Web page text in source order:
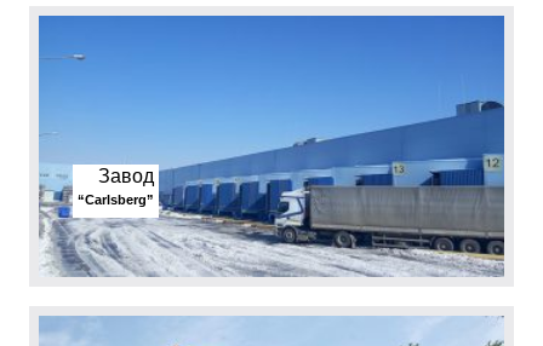
Завод
“Carlsberg”